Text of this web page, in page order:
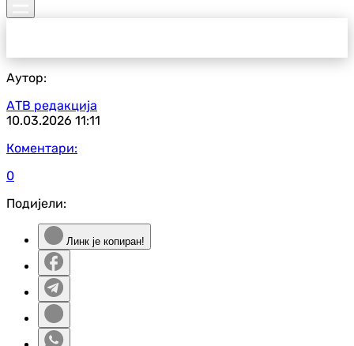
Аутор:
АТВ редакција
10.03.2026 11:11
Коментари:
0
Подијели:
Линк је копиран!